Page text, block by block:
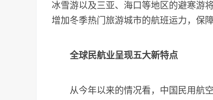
冰雪游以及三亚、海口等地区的避寒游
增加冬季热门旅游城市的航班运力，保障
全球民航业呈现五大新特点
从今年以来的情况看，中国民用航空